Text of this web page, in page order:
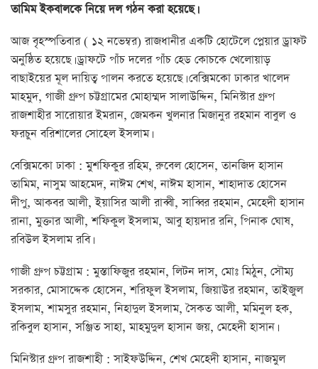
তামিম ইকবালকে নিয়ে দল গঠন করা হয়েছে।
আজ বৃহস্পতিবার ( ১২ নভেম্বর) রাজধানীর একটি হোটেলে প্লেয়ার ড্রাফট
অনুষ্ঠিত হয়েছে। ড্রাফটে পাঁচ দলের পাঁচ হেড কোচকে খেলোয়াড়
বাছাইয়ের মূল দায়িত্ব পালন করতে হয়েছে। বেক্সিমকো ঢাকার খালেদ
মাহমুদ, গাজী গ্রুপ চট্টগ্রামের মোহাম্মদ সালাউদ্দিন, মিনিস্টার গ্রুপ
রাজশাহীর সারোয়ার ইমরান, জেমকন খুলনার মিজানুর রহমান বাবুল ও
ফরচুন বরিশালের সোহেল ইসলাম।
বেক্সিমকো ঢাকা : মুশফিকুর রহিম, রুবেল হোসেন, তানজিদ হাসান
তামিম, নাসুম আহমেদ, নাঈম শেখ, নাঈম হাসান, শাহাদাত হোসেন
দীপু, আকবর আলী, ইয়াসির আলী রাব্বী, সাব্বির রহমান, মেহেদী হাসান
রানা, মুক্তার আলী, শফিকুল ইসলাম, আবু হায়দার রনি, পিনাক ঘোষ,
রবিউল ইসলাম রবি।
গাজী গ্রুপ চট্টগ্রাম : মুস্তাফিজুর রহমান, লিটন দাস, মোঃ মিঠুন, সৌম্য
সরকার, মোসাদ্দেক হোসেন, শরিফুল ইসলাম, জিয়াউর রহমান, তাইজুল
ইসলাম, শামসুর রহমান, নিহাদুল ইসলাম, সৈকত আলী, মমিনুল হক,
রকিবুল হাসান, সঞ্জিত সাহা, মাহমুদুল হাসান জয়, মেহেদী হাসান।
মিনিস্টার গ্রুপ রাজশাহী : সাইফউদ্দিন, শেখ মেহেদী হাসান, নাজমুল